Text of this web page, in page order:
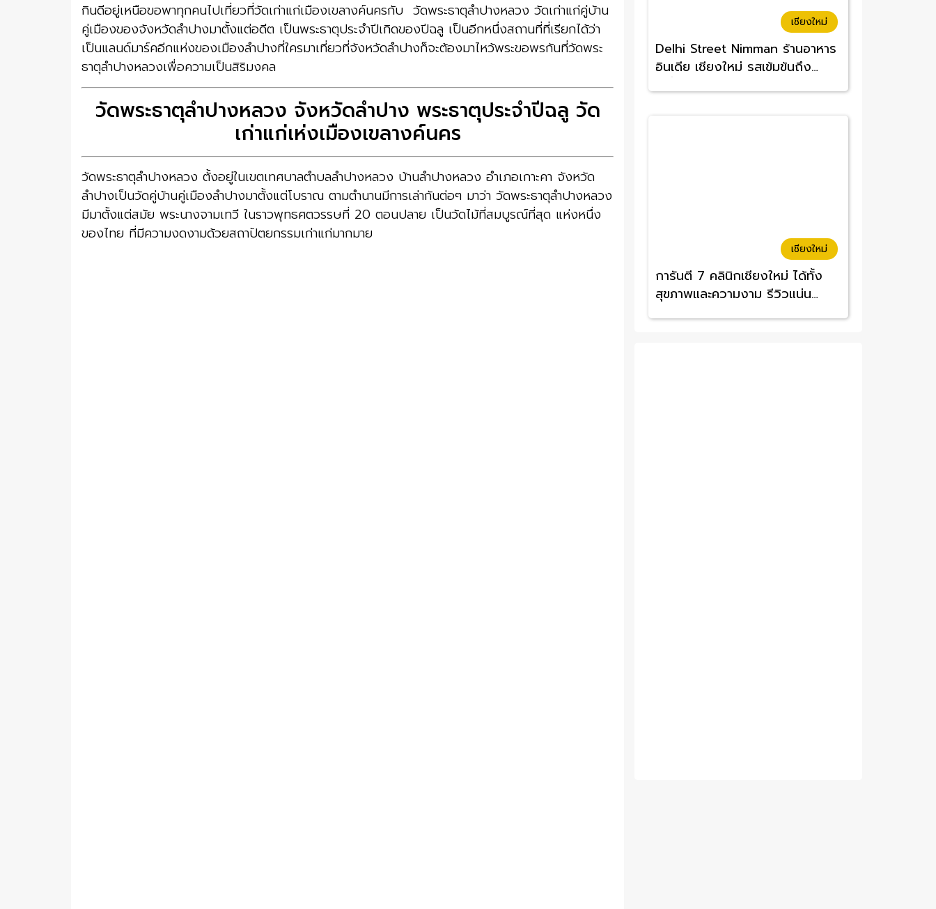
กินดีอยู่เหนือขอพาทุกคนไปเที่ยวที่วัดเก่าแก่เมืองเขลางค์นครกับ วัดพระธาตุลำปางหลวง วัดเก่าแก่คู่บ้าน
คู่เมืองของจังหวัดลำปางมาตั้งแต่อดีต เป็นพระธาตุประจำปีเกิดของปีฉลู เป็นอีกหนึ่งสถานที่ที่เรียกได้ว่า
เป็นแลนด์มาร์คอีกแห่งของเมืองลำปางที่ใครมาเที่ยวที่จังหวัดลำปางก็จะต้องมาไหว้พระขอพรกันที่วัดพระ
ธาตุลำปางหลวงเพื่อความเป็นสิริมงคล
วัดพระธาตุลำปางหลวง จังหวัดลำปาง พระธาตุประจำปีฉลู วัด
เก่าแก่เห่งเมืองเขลางค์นคร
วัดพระธาตุลำปางหลวง ตั้งอยู่ในเขตเทศบาลตำบลลำปางหลวง บ้านลำปางหลวง อำเภอเกาะคา จังหวัด
ลำปางเป็นวัดคู่บ้านคู่เมืองลำปางมาตั้งแต่โบราณ ตามตำนานมีการเล่ากันต่อๆ มาว่า วัดพระธาตุลำปางหลวง
มีมาตั้งแต่สมัย พระนางจามเทวี ในราวพุทธศตวรรษที่ 20 ตอนปลาย เป็นวัดไม้ที่สมบูรณ์ที่สุด แห่งหนึ่ง
ของไทย ที่มีความงดงามด้วยสถาปัตยกรรมเก่าแก่มากมาย
เชียงใหม่
Delhi Street Nimman ร้านอาหาร
อินเดีย เชียงใหม่ รสเข้มข้นถึง
เชียงใหม่
การันตี 7 คลินิกเชียงใหม่ ได้ทั้ง
สุขภาพและความงาม รีวิวแน่น